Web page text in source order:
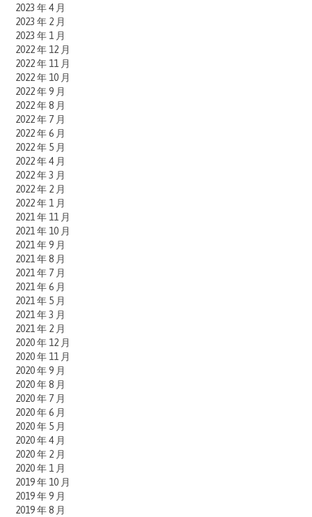
2023 年 4 月
2023 年 2 月
2023 年 1 月
2022 年 12 月
2022 年 11 月
2022 年 10 月
2022 年 9 月
2022 年 8 月
2022 年 7 月
2022 年 6 月
2022 年 5 月
2022 年 4 月
2022 年 3 月
2022 年 2 月
2022 年 1 月
2021 年 11 月
2021 年 10 月
2021 年 9 月
2021 年 8 月
2021 年 7 月
2021 年 6 月
2021 年 5 月
2021 年 3 月
2021 年 2 月
2020 年 12 月
2020 年 11 月
2020 年 9 月
2020 年 8 月
2020 年 7 月
2020 年 6 月
2020 年 5 月
2020 年 4 月
2020 年 2 月
2020 年 1 月
2019 年 10 月
2019 年 9 月
2019 年 8 月